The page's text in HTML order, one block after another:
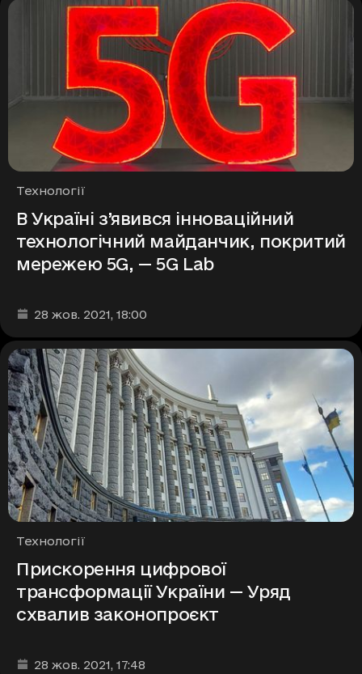
Рубрики
Технології
В Україні з’явився інноваційний
технологічний майданчик, покритий
мережею 5G, — 5G Lab
Дата та час публікації
28 жов. 2021, 18:00
Рубрики
Технології
Прискорення цифрової
трансформації України — Уряд
схвалив законопроєкт
Дата та час публікації
28 жов. 2021, 17:48